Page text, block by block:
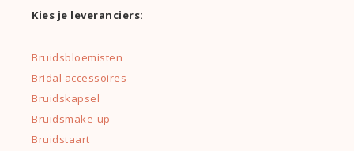
Kies je leveranciers:
Bruidsbloemisten
Bridal accessoires
Bruidskapsel
Bruidsmake-up
Bruidstaart